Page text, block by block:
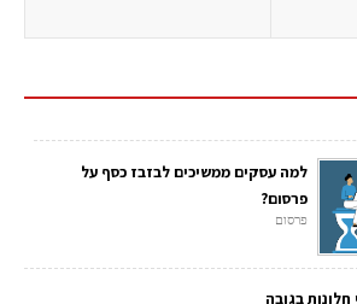
למה עסקים ממשיכים לבזבז כסף על
פרסום?
פרסום
בגובה